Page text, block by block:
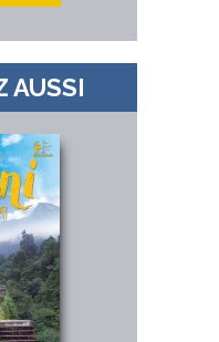
AUSSI